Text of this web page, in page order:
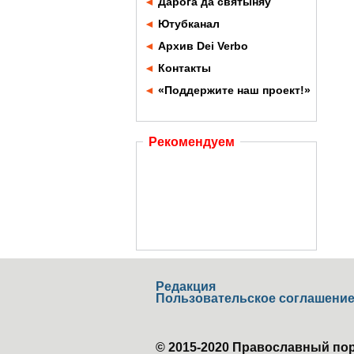
◄ Ютубканал
◄ Архив Dei Verbo
◄ Контакты
◄ «Поддержите наш проект!»
Рекомендуем
Редакция
Пользовательское соглашение
© 2015-2020 Православный